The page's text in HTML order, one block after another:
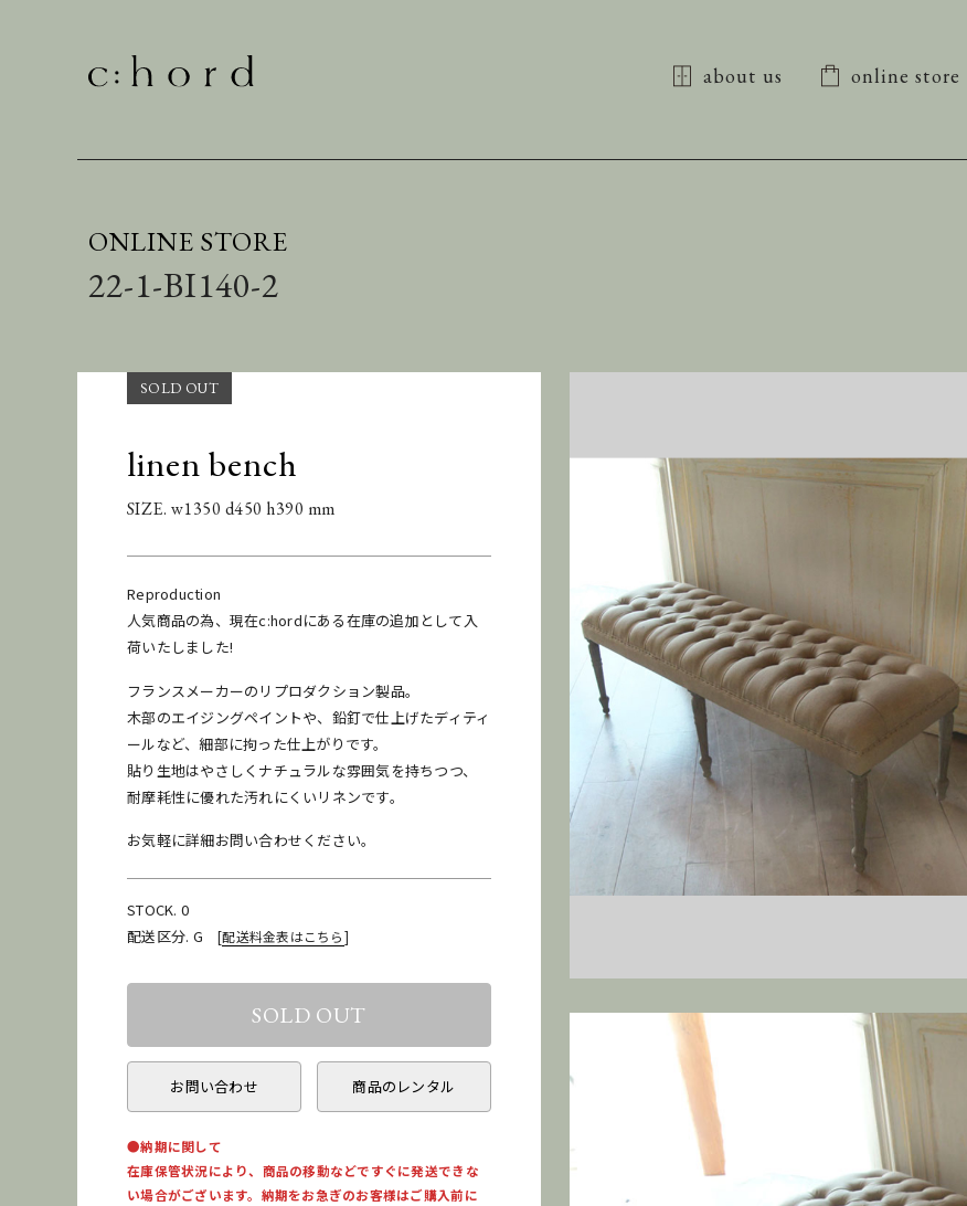
about us online store
ONLINE STORE
22-1-BI140-2
linen bench
SIZE. w1350 d450 h390 mm
Reproduction
人気商品の為、現在c:hordにある在庫の追加として入
荷いたしました!
フランスメーカーのリプロダクション製品。
木部のエイジングペイントや、鉛釘で仕上げたディティ
ールなど、細部に拘った仕上がりです。
貼り生地はやさしくナチュラルな雰囲気を持ちつつ、
耐摩耗性に優れた汚れにくいリネンです。
お気軽に詳細お問い合わせください。
STOCK. 0
配送区分. G[配送料金表はこちら]
お問い合わせ 商品のレンタル
●納期に関して
在庫保管状況により、商品の移動などですぐに発送できな
い場合がございます。納期をお急ぎのお客様はご購入前に